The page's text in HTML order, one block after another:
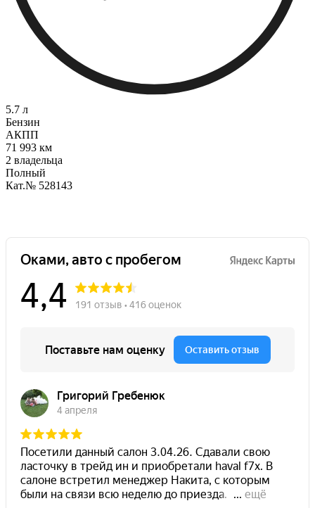
5.7 л
Бензин
АКПП
71 993 км
2 владельца
Полный
Кат.№ 528143